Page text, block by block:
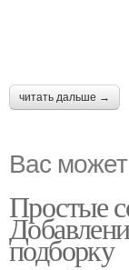
читать дальше →
Вас
Простые
подборку